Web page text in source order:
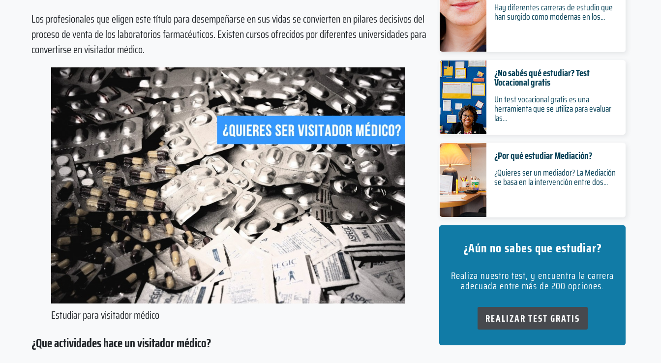
Los profesionales que eligen este título para desempeñarse en sus vidas se convierten en pilares decisivos del
proceso de venta de los laboratorios farmacéuticos. Existen cursos ofrecidos por diferentes universidades para
convertirse en visitador médico.
Estudiar para visitador médico
¿Que actividades hace un visitador médico?
Hay diferentes carreras de estudio que
han surgido como modernas en los...
¿No sabés qué estudiar? Test
Vocacional gratis
Un test vocacional gratis es una
herramienta que se utiliza para evaluar
las...
¿Por qué estudiar Mediación?
¿Quieres ser un mediador? La Mediación
se basa en la intervención entre dos...
¿Aún no sabes que estudiar?
Realiza nuestro test, y encuentra la carrera
adecuada entre más de 200 opciones.
REALIZAR TEST GRATIS